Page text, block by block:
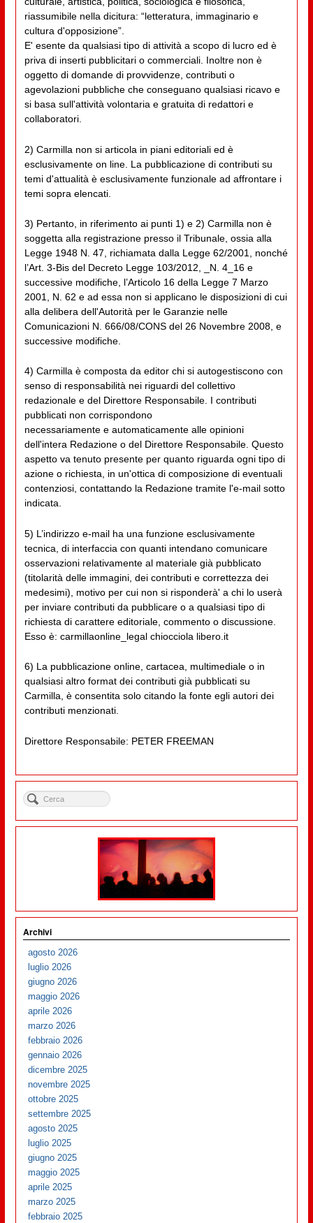
riassumibile nella dicitura: “letteratura, immaginario e
cultura d'opposizione”.
E' esente da qualsiasi tipo di attività a scopo di lucro ed è
priva di inserti pubblicitari o commerciali. Inoltre non è
oggetto di domande di provvidenze, contributi o
agevolazioni pubbliche che conseguano qualsiasi ricavo e
si basa sull'attività volontaria e gratuita di redattori e
collaboratori.
2) Carmilla non si articola in piani editoriali ed è
esclusivamente on line. La pubblicazione di contributi su
temi d'attualità è esclusivamente funzionale ad affrontare i
temi sopra elencati.
3) Pertanto, in riferimento ai punti 1) e 2) Carmilla non è
soggetta alla registrazione presso il Tribunale, ossia alla
Legge 1948 N. 47, richiamata dalla Legge 62/2001, nonché
l’Art. 3-Bis del Decreto Legge 103/2012, _N. 4_16 e
successive modifiche, l’Articolo 16 della Legge 7 Marzo
2001, N. 62 e ad essa non si applicano le disposizioni di cui
alla delibera dell'Autorità per le Garanzie nelle
Comunicazioni N. 666/08/CONS del 26 Novembre 2008, e
successive modifiche.
4) Carmilla è composta da editor chi si autogestiscono con
senso di responsabilità nei riguardi del collettivo
redazionale e del Direttore Responsabile. I contributi
pubblicati non corrispondono
necessariamente e automaticamente alle opinioni
dell'intera Redazione o del Direttore Responsabile. Questo
aspetto va tenuto presente per quanto riguarda ogni tipo di
azione o richiesta, in un'ottica di composizione di eventuali
contenziosi, contattando la Redazione tramite l'e-mail sotto
indicata.
5) L’indirizzo e-mail ha una funzione esclusivamente
tecnica, di interfaccia con quanti intendano comunicare
osservazioni relativamente al materiale già pubblicato
(titolarità delle immagini, dei contributi e correttezza dei
medesimi), motivo per cui non si risponderà' a chi lo userà
per inviare contributi da pubblicare o a qualsiasi tipo di
richiesta di carattere editoriale, commento o discussione.
Esso è: carmillaonline_legal chiocciola libero.it
6) La pubblicazione online, cartacea, multimediale o in
qualsiasi altro format dei contributi già pubblicati su
Carmilla, è consentita solo citando la fonte egli autori dei
contributi menzionati.
Direttore Responsabile: PETER FREEMAN
Archivi
agosto 2026
luglio 2026
giugno 2026
maggio 2026
aprile 2026
marzo 2026
febbraio 2026
gennaio 2026
dicembre 2025
novembre 2025
ottobre 2025
settembre 2025
agosto 2025
luglio 2025
giugno 2025
maggio 2025
aprile 2025
marzo 2025
febbraio 2025